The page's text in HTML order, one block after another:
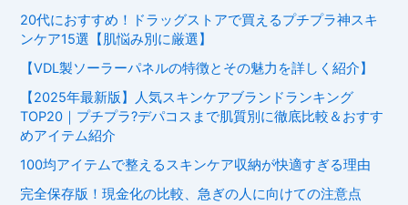
20代におすすめ！ドラッグストアで買えるプチプラ神スキ
ンケア15選【肌悩み別に厳選】
【VDL製ソーラーパネルの特徴とその魅力を詳しく紹介】
【2025年最新版】人気スキンケアブランドランキング
TOP20｜プチプラ?デパコスまで肌質別に徹底比較＆おすす
めアイテム紹介
100均アイテムで整えるスキンケア収納が快適すぎる理由
完全保存版！現金化の比較、急ぎの人に向けての注意点